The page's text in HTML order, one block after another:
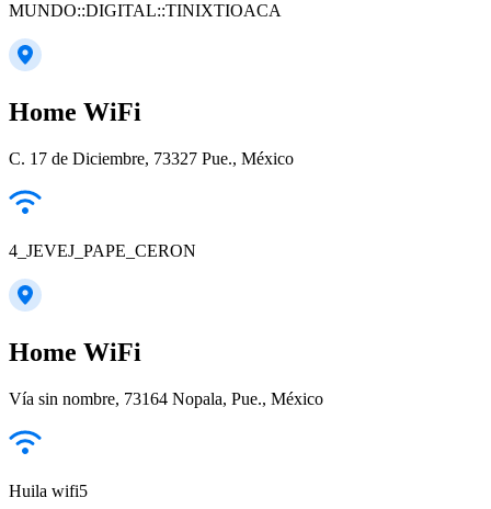
MUNDO::DIGITAL::TINIXTIOACA
Home WiFi
C. 17 de Diciembre, 73327 Pue., México
4_JEVEJ_PAPE_CERON
Home WiFi
Vía sin nombre, 73164 Nopala, Pue., México
Huila wifi5